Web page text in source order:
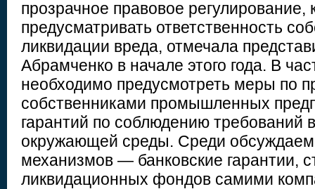
прозрачное правовое регулирование,
предусматривать ответственность
ликвидации вреда, отмечала
Абрамченко в начале этого года. В
необходимо предусмотреть меры по
собственниками промышленных
гарантий по соблюдению требований
окружающей среды. Среди
механизмов — банковские гарантии,
ликвидационных фондов самими